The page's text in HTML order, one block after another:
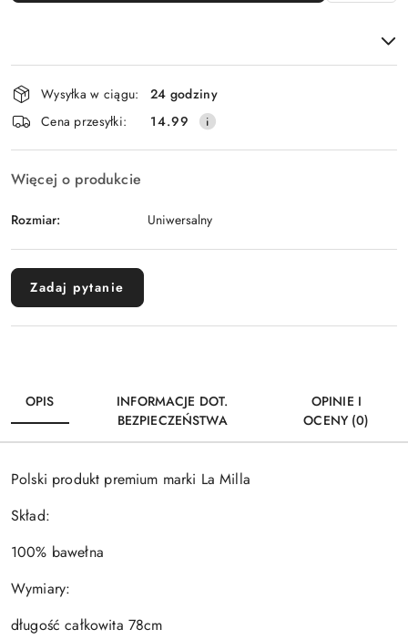
Dostępność
i
dostawa
Wysyłka w ciągu:
24 godziny
Cena przesyłki:
14.99
Więcej o produkcie
Rozmiar: Uniwersalny
Zadaj pytanie
OPIS
INFORMACJE DOT.
BEZPIECZEŃSTWA
OPINIE I
OCENY (0)
Polski produkt premium marki La Milla
Skład:
100% bawełna
Wymiary:
długość całkowita 78cm